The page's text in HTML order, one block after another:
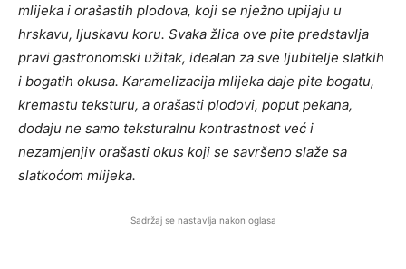
mlijeka i orašastih plodova, koji se nježno upijaju u
hrskavu, ljuskavu koru. Svaka žlica ove pite predstavlja
pravi gastronomski užitak, idealan za sve ljubitelje slatkih
i bogatih okusa. Karamelizacija mlijeka daje pite bogatu,
kremastu teksturu, a orašasti plodovi, poput pekana,
dodaju ne samo teksturalnu kontrastnost već i
nezamjenjiv orašasti okus koji se savršeno slaže sa
slatkoćom mlijeka.
Sadržaj se nastavlja nakon oglasa